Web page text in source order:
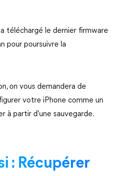
téléchargé le dernier firmware
pour poursuivre la
on vous demandera de
votre iPhone comme un
à partir d'une sauvegarde.
: Récupérer